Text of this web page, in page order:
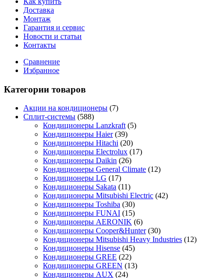
Доставка
Монтаж
Гарантия и сервис
Новости и статьи
Контакты
Сравнение
Избранное
Категории товаров
Акции на кондиционеры (7)
Сплит-системы (588)
Кондиционеры Lanzkraft (5)
Кондиционеры Haier (39)
Кондиционеры Hitachi (20)
Кондиционеры Electrolux (17)
Кондиционеры Daikin (26)
Кондиционеры General Climate (12)
Кондиционеры LG (17)
Кондиционеры Sakata (11)
Кондиционеры Mitsubishi Electric (42)
Кондиционеры Toshiba (30)
Кондиционеры FUNAI (15)
Кондиционеры AERONIK (6)
Кондиционеры Cooper&Hunter (30)
Кондиционеры Mitsubishi Heavy Industries (12)
Кондиционеры Hisense (45)
Кондиционеры GREE (22)
Кондиционеры GREEN (13)
Кондиционеры AUX (24)